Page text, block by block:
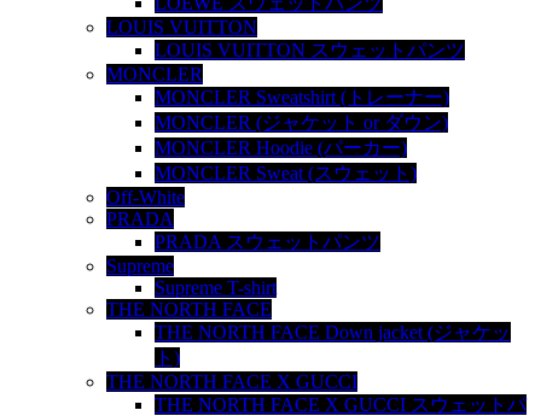
LOUIS VUITTON
LOUIS VUITTON スウェットパンツ
MONCLER
MONCLER Sweatshirt (トレーナー)
MONCLER (ジャケット or ダウン)
MONCLER Hoodie (パーカー)
MONCLER Sweat (スウェット)
Off-White
PRADA
PRADA スウェットパンツ
Supreme
Supreme T-shirt
THE NORTH FACE
THE NORTH FACE Down jacket (ジャケッ
ト)
THE NORTH FACE X GUCCI
THE NORTH FACE X GUCCI スウェットパ